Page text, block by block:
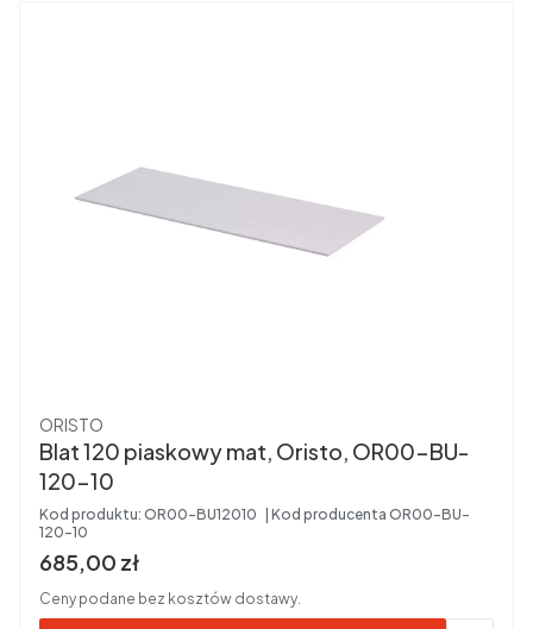
Producent
ORISTO
Blat 120 piaskowy mat, Oristo, OR00-BU-
120-10
Kod produktu: OR00-BU12010 Kod producenta OR00-BU-
120-10
Cena brutto
685,00 zł
Ceny podane bez kosztów dostawy.